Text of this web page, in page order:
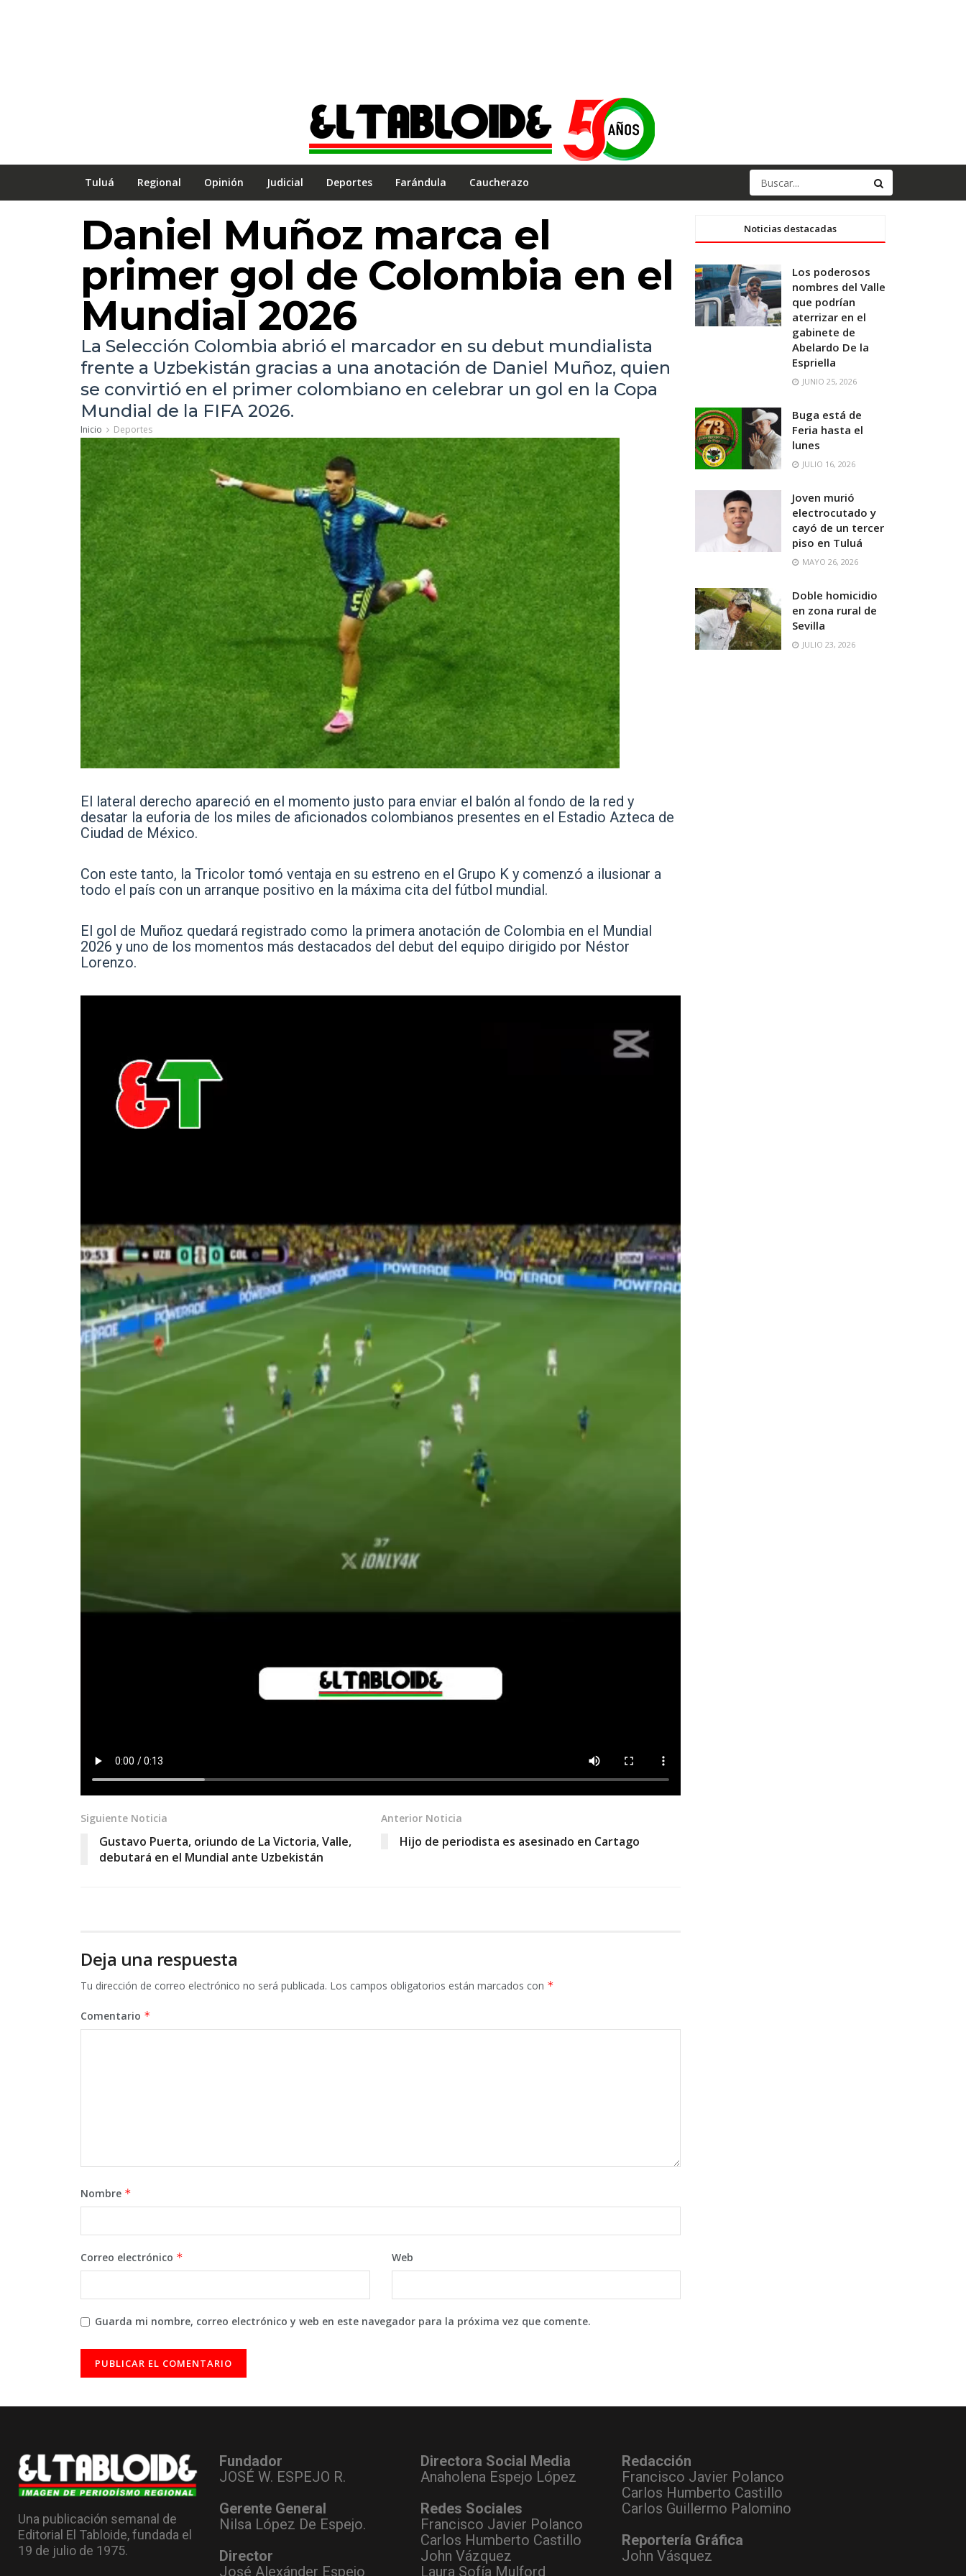
Tuluá Regional Opinión Judicial Deportes Farándula Caucherazo
Daniel Muñoz marca el
primer gol de Colombia en el
Mundial 2026
La Selección Colombia abrió el marcador en su debut mundialista
frente a Uzbekistán gracias a una anotación de Daniel Muñoz, quien
se convirtió en el primer colombiano en celebrar un gol en la Copa
Mundial de la FIFA 2026.
Inicio Deportes
El lateral derecho apareció en el momento justo para enviar el balón al fondo de la red y
desatar la euforia de los miles de aficionados colombianos presentes en el Estadio Azteca de
Ciudad de México.
Con este tanto, la Tricolor tomó ventaja en su estreno en el Grupo K y comenzó a ilusionar a
todo el país con un arranque positivo en la máxima cita del fútbol mundial.
El gol de Muñoz quedará registrado como la primera anotación de Colombia en el Mundial
2026 y uno de los momentos más destacados del debut del equipo dirigido por Néstor
Lorenzo.
Siguiente Noticia
Gustavo Puerta, oriundo de La Victoria, Valle,
debutará en el Mundial ante Uzbekistán
Anterior Noticia
Hijo de periodista es asesinado en Cartago
Deja una respuesta
Tu dirección de correo electrónico no será publicada. Los campos obligatorios están marcados con *
Comentario *
Nombre *
Correo electrónico * Web
Guarda mi nombre, correo electrónico y web en este navegador para la próxima vez que comente.
Noticias destacadas
Los poderosos
nombres del Valle
que podrían
aterrizar en el
gabinete de
Abelardo De la
Espriella
JUNIO 25, 2026
Buga está de
Feria hasta el
lunes
JULIO 16, 2026
Joven murió
electrocutado y
cayó de un tercer
piso en Tuluá
MAYO 26, 2026
Doble homicidio
en zona rural de
Sevilla
JULIO 23, 2026
Una publicación semanal de
Editorial El Tabloide, fundada el
19 de julio de 1975.
Fundador
JOSÉ W. ESPEJO R.
Gerente General
Nilsa López De Espejo.
Director
José Alexánder Espejo
Directora Social Media
Anaholena Espejo López
Redes Sociales
Francisco Javier Polanco
Carlos Humberto Castillo
John Vázquez
Laura Sofía Mulford
Redacción
Francisco Javier Polanco
Carlos Humberto Castillo
Carlos Guillermo Palomino
Reportería Gráfica
John Vásquez